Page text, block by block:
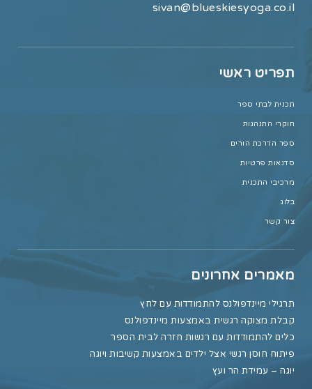
sivan@blueskiesyoga.co.il
תפריט ראשי
תכנית לבתי ספר
חוקרי התנהגות
ספר הדרכת הורים
סדנאות פרטיות
מרכיבי התכנית
בלוג
צור קשר
מאמרים אחרונים
תרגילי מיינדפולנס להתמודדות עם לחץ
קבלת מצוקה רגשית באמצעות מיינדפולנס
כלים להתמודדות עם רגשות חזרה לבית הספר
פיתוח חוסן רגשי אצל ילדים באמצעות קשיבות ויוגה
יוגה – עמידת הר ועץ